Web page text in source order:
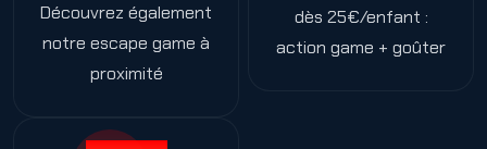
Découvrez également
notre escape game à
proximité
dès 25€/enfant :
action game + goûter